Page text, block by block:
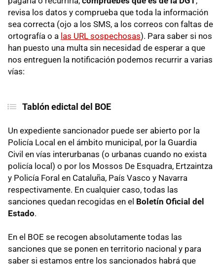
revisa los datos y comprueba que toda la información
sea correcta (ojo a los SMS, a los correos con faltas de
ortografía o a las URL sospechosas). Para saber si nos
han puesto una multa sin necesidad de esperar a que
nos entreguen la notificación podemos recurrir a varias
vías:
Tablón edictal del BOE
Un expediente sancionador puede ser abierto por la
Policía Local en el ámbito municipal, por la Guardia
Civil en vías interurbanas (o urbanas cuando no exista
policía local) o por los Mossos De Esquadra, Ertzaintza
y Policía Foral en Cataluña, País Vasco y Navarra
respectivamente. En cualquier caso, todas las
sanciones quedan recogidas en el Boletín Oficial del
Estado.
En el BOE se recogen absolutamente todas las
sanciones que se ponen en territorio nacional y para
saber si estamos entre los sancionados habrá que